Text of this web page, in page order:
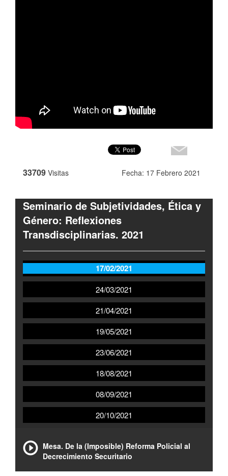
33709 Visitas Fecha: 17 Febrero 2021
Seminario de Subjetividades, Ética y
Género: Reflexiones
Transdisciplinarias. 2021
17/02/2021
24/03/2021
21/04/2021
19/05/2021
23/06/2021
18/08/2021
08/09/2021
20/10/2021
Mesa. De la (Imposible) Reforma Policial al
Decrecimiento Securitario